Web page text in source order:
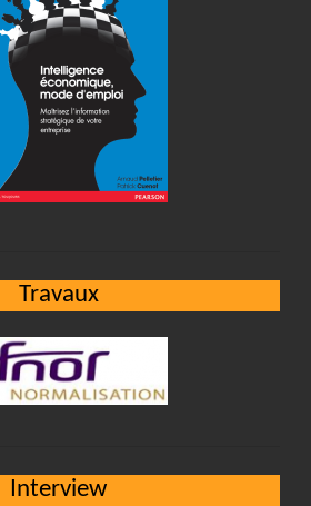
Travaux
Interview